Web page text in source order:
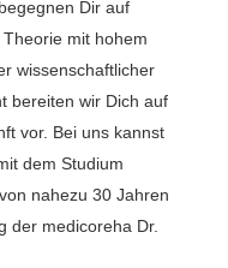
Dir auf
mit hohem
wissenschaftlicher
bereiten wir Dich auf
vor. Bei uns kannst
dem Studium
nahezu 30 Jahren
der medicoreha Dr.